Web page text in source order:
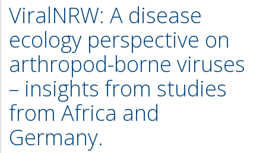
ViralNRW: A disease
ecology perspective on
arthropod-borne viruses
– insights from studies
from Africa and
Germany.